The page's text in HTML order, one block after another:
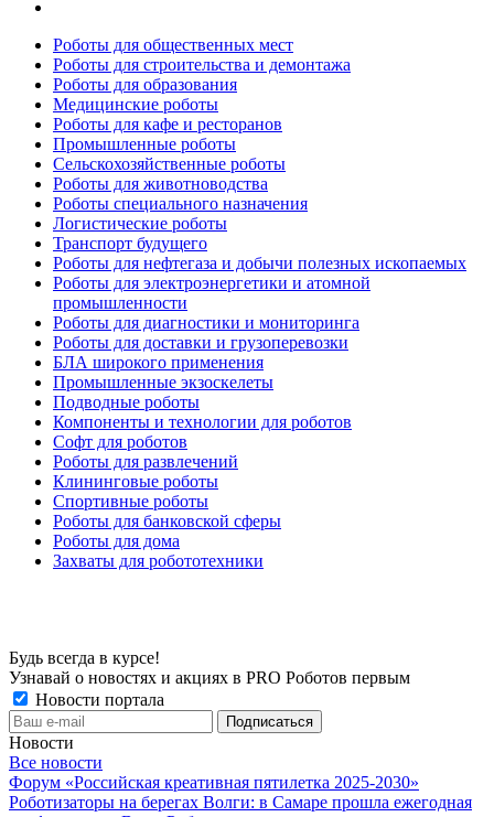
Роботы для общественных мест
Роботы для строительства и демонтажа
Роботы для образования
Медицинские роботы
Роботы для кафе и ресторанов
Промышленные роботы
Сельскохозяйственные роботы
Роботы для животноводства
Роботы специального назначения
Логистические роботы
Транспорт будущего
Роботы для нефтегаза и добычи полезных ископаемых
Роботы для электроэнергетики и атомной
промышленности
Роботы для диагностики и мониторинга
Роботы для доставки и грузоперевозки
БЛА широкого применения
Промышленные экзоскелеты
Подводные роботы
Компоненты и технологии для роботов
Софт для роботов
Роботы для развлечений
Клининговые роботы
Спортивные роботы
Роботы для банковской сферы
Роботы для дома
Захваты для робототехники
Будь всегда в курсе!
Узнавай о новостях и акциях в PRO Роботов первым
Новости портала
Новости
Все новости
Форум «Российская креативная пятилетка 2025-2030»
Роботизаторы на берегах Волги: в Самаре прошла ежегодная